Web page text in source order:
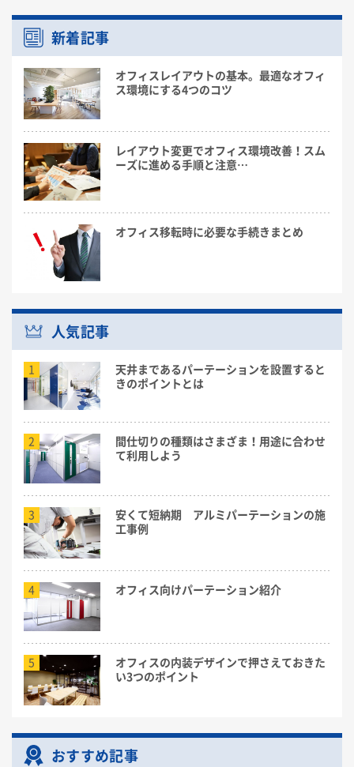
新着記事
オフィスレイアウトの基本。最適なオフィ
ス環境にする4つのコツ
レイアウト変更でオフィス環境改善！スム
ーズに進める手順と注意…
オフィス移転時に必要な手続きまとめ
人気記事
1
天井まであるパーテーションを設置すると
きのポイントとは
2
間仕切りの種類はさまざま！用途に合わせ
て利用しよう
3
安くて短納期 アルミパーテーションの施
工事例
4 オフィス向けパーテーション紹介
5
オフィスの内装デザインで押さえておきた
い3つのポイント
おすすめ記事